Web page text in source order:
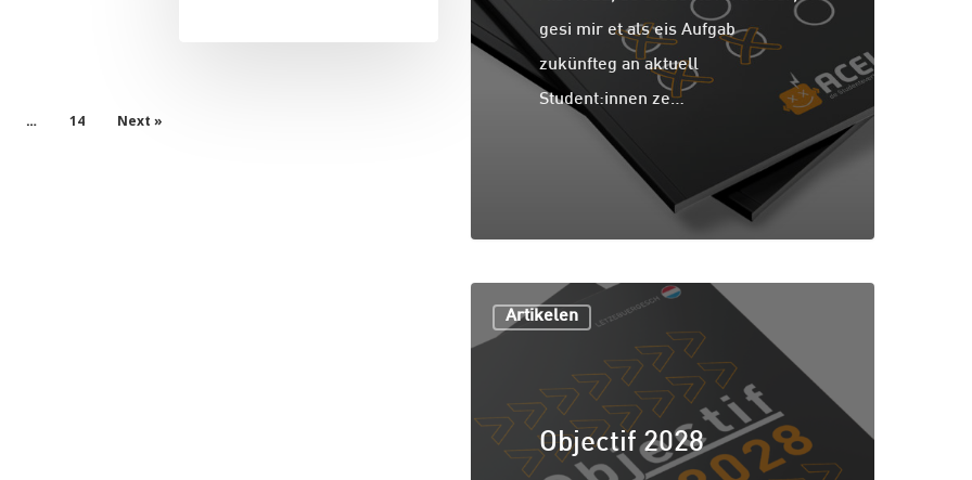
… 14 Next »
gesi mir et als eis Aufgab
zukünfteg an aktuell
Student:innen ze…
Artikelen
Objectif 2028